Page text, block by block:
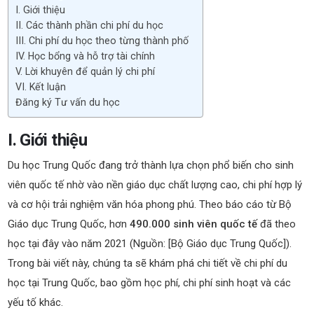
I. Giới thiệu
II. Các thành phần chi phí du học
III. Chi phí du học theo từng thành phố
IV. Học bổng và hỗ trợ tài chính
V. Lời khuyên để quản lý chi phí
VI. Kết luận
Đăng ký Tư vấn du học
I. Giới thiệu
Du học Trung Quốc đang trở thành lựa chọn phổ biến cho sinh
viên quốc tế nhờ vào nền giáo dục chất lượng cao, chi phí hợp lý
và cơ hội trải nghiệm văn hóa phong phú. Theo báo cáo từ Bộ
Giáo dục Trung Quốc, hơn490.000 sinh viên quốc tếđã theo
học tại đây vào năm 2021 (Nguồn: [Bộ Giáo dục Trung Quốc]).
Trong bài viết này, chúng ta sẽ khám phá chi tiết về chi phí du
học tại Trung Quốc, bao gồm học phí, chi phí sinh hoạt và các
yếu tố khác.